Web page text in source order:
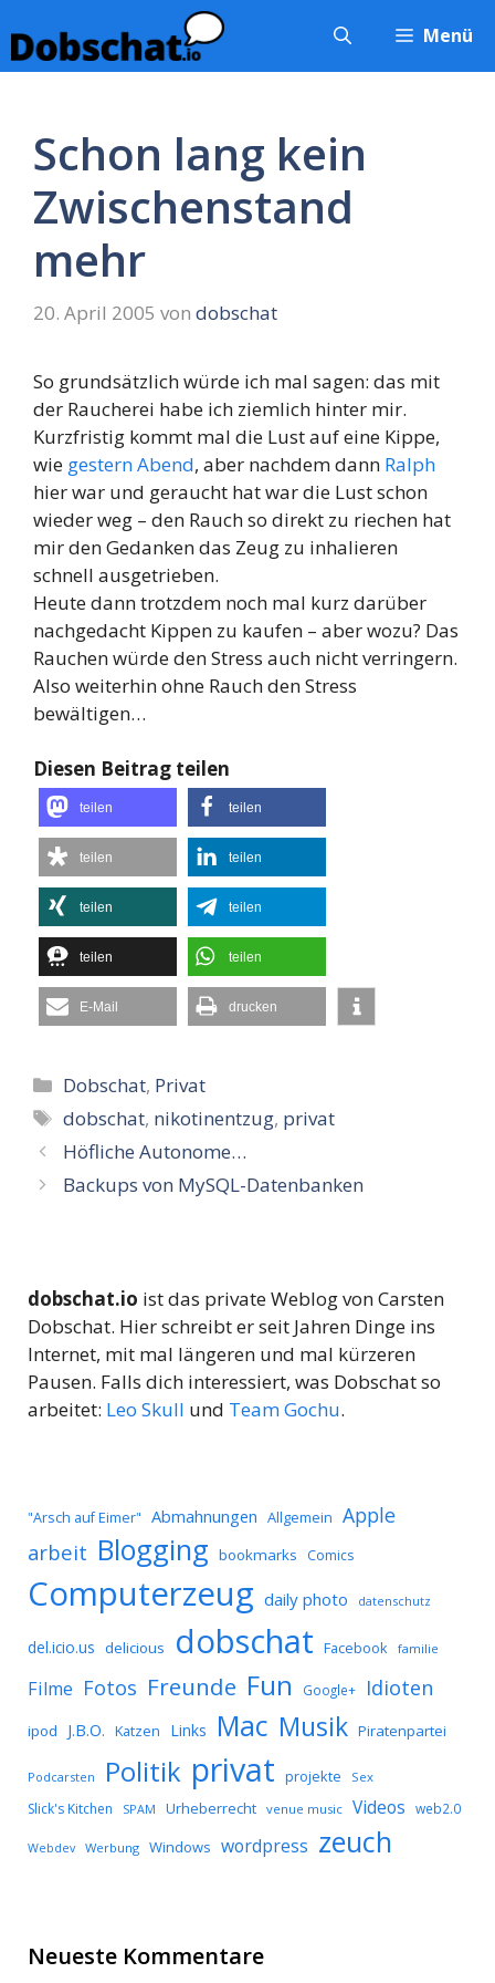
Inhalt
springen
Menü
Schon lang kein
Zwischenstand
mehr
20. April 2005 von dobschat
So grundsätzlich würde ich mal sagen: das mit
der Raucherei habe ich ziemlich hinter mir.
Kurzfristig kommt mal die Lust auf eine Kippe,
wie gestern Abend, aber nachdem dann Ralph
hier war und geraucht hat war die Lust schon
wieder weg – den Rauch so direkt zu riechen hat
mir den Gedanken das Zeug zu inhalieren
schnell ausgetrieben.
Heute dann trotzdem noch mal kurz darüber
nachgedacht Kippen zu kaufen – aber wozu? Das
Rauchen würde den Stress auch nicht verringern.
Also weiterhin ohne Rauch den Stress
bewältigen…
Diesen Beitrag teilen
teilen teilen
teilen teilen
teilen teilen
teilen teilen
E-Mail drucken
Kategorien
Dobschat, Privat
Schlagwörter
dobschat, nikotinentzug, privat
Höfliche Autonome…
Backups von MySQL-Datenbanken
dobschat.io ist das private Weblog von Carsten
Dobschat. Hier schreibt er seit Jahren Dinge ins
Internet, mit mal längeren und mal kürzeren
Pausen. Falls dich interessiert, was Dobschat so
arbeitet: Leo Skull und Team Gochu.
"Arsch auf Eimer" Abmahnungen Allgemein Apple
arbeit Blogging bookmarks Comics
Computerzeug daily photo datenschutz
del.icio.us delicious dobschat Facebook familie
Filme Fotos Freunde Fun Google+ Idioten
ipod J.B.O. Katzen Links Mac Musik Piratenpartei
Podcarsten Politik privat projekte Sex
Slick's Kitchen SPAM Urheberrecht venue music Videos web2.0
Webdev Werbung Windows wordpress zeuch
Neueste Kommentare